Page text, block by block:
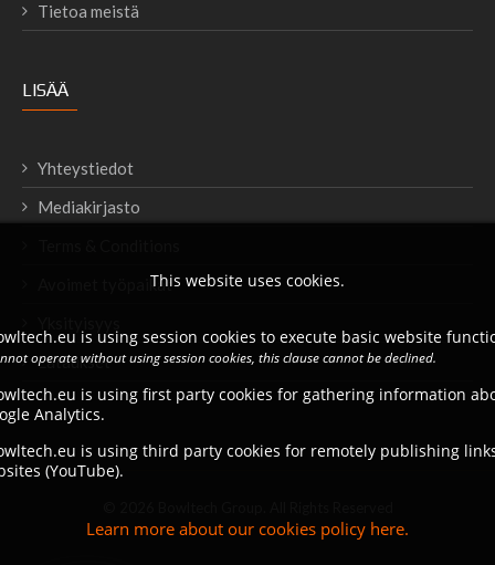
Tietoa meistä
LISÄÄ
Yhteystiedot
Mediakirjasto
Avoimet työpaikat
Lataukset
This website uses cookies.
is using session cookies to execute basic website
operate without using session cookies, this clause cannot be declined.
is using first party cookies for gathering information
Analytics.
is using third party cookies for remotely publishing
(YouTube).
Learn more about our cookies policy here.